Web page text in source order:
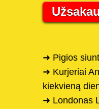
Užsakau
➜ Pigios
➜ Kurjeriai
kiekvieną
➜ Londonas